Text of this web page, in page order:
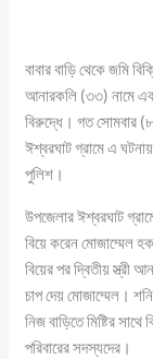
বাবার বাড়ি থেকে জমি
আনারকলি (৩৩) নামে এক
বিরুদ্ধে। গত সোমবার
ঈশ্বরঘাট গ্রামে এ
পুলিশ।
উপজেলার ঈশ্বরঘাট
বিয়ে করেন মোজাম্মেল
বিয়ের পর দ্বিতীয় স্ত্রী
চাপ দেয় মোজাম্মেল।
নিজ বাড়িতে মিষ্টির
পরিবারের সদস্যদের।